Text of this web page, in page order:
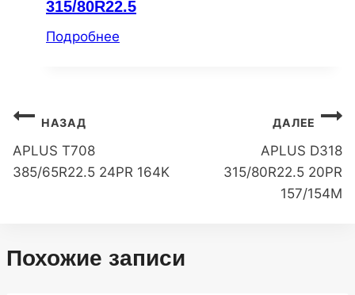
315/80R22.5
Подробнее
Навигация
по
НАЗАД
APLUS T708
385/65R22.5 24PR 164K
ДАЛЕЕ
APLUS D318
315/80R22.5 20PR
157/154M
Похожие записи